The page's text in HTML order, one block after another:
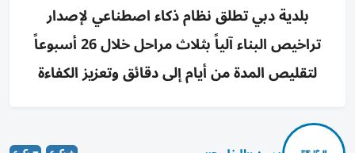
بلدية دبي تطلق نظام ذكاء اصطناعي لإصدار
تراخيص البناء آلياً بثلاث مراحل خلال 26 أسبوعاً
لتقليص المدة من أيام إلى دقائق وتعزيز الكفاءة